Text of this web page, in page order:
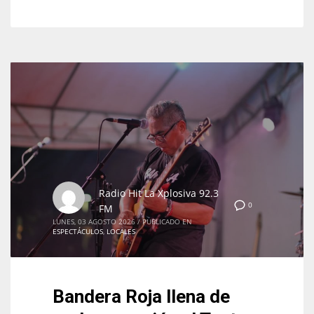
0
Radio Hit La Xplosiva 92.3
FM
LUNES, 03 AGOSTO 2026 / PUBLICADO EN
ESPECTÁCULOS, LOCALES
Bandera Roja llena de